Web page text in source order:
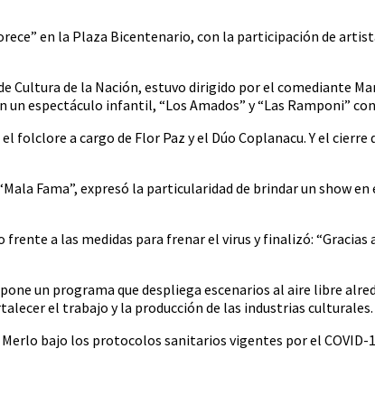
en la Plaza Bicentenario, con la participación de
Cultura de la Nación, estuvo dirigido por el comediante
un espectáculo infantil, “Los Amados” y “Las Ramponi”
folclore a cargo de Flor Paz y el Dúo Coplanacu. Y el
Fama”, expresó la particularidad de brindar un show
a las medidas para frenar el virus y finalizó:
un programa que despliega escenarios al aire libre
el trabajo y la producción de las industrias culturales.
bajo los protocolos sanitarios vigentes por el